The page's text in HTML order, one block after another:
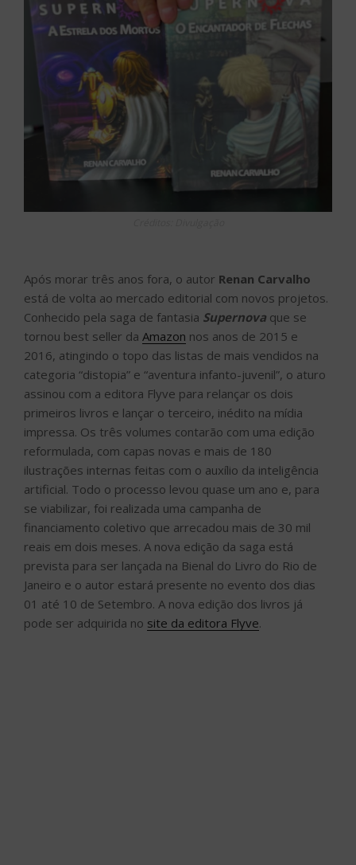
Após morar três anos fora, o autor Renan Carvalho
está de volta ao mercado editorial com novos projetos.
Conhecido pela saga de fantasia Supernova que se
tornou best seller da Amazon nos anos de 2015 e
2016, atingindo o topo das listas de mais vendidos na
categoria “distopia” e “aventura infanto-juvenil”, o aturo
assinou com a editora Flyve para relançar os dois
primeiros livros e lançar o terceiro, inédito na mídia
impressa. Os três volumes contarão com uma edição
reformulada, com capas novas e mais de 180
ilustrações internas feitas com o auxílio da inteligência
artificial. Todo o processo levou quase um ano e, para
se viabilizar, foi realizada uma campanha de
financiamento coletivo que arrecadou mais de 30 mil
reais em dois meses. A nova edição da saga está
prevista para ser lançada na Bienal do Livro do Rio de
Janeiro e o autor estará presente no evento dos dias
01 até 10 de Setembro. A nova edição dos livros já
pode ser adquirida no site da editora Flyve.